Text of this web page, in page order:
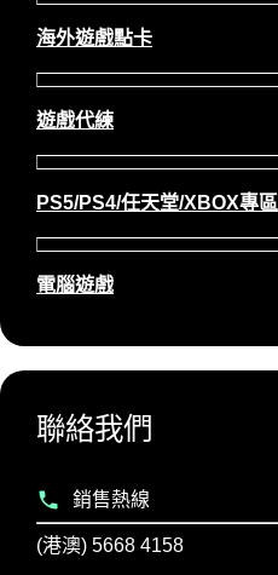
海外遊戲點卡
遊戲代練
PS5/PS4/任天堂/XBOX專區
電腦遊戲
聯絡我們
銷售熱線
(港澳) 5668 4158